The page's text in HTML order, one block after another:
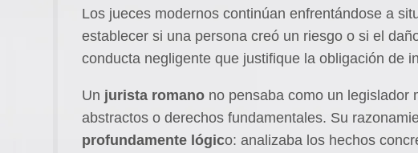
Los jueces modernos continúan enfrentándose a
establecer si una persona creó un riesgo o si el
conducta negligente que justifique la obligación de
Un jurista romano no pensaba como un legislador
abstractos o derechos fundamentales. Su
profundamente lógico: analizaba los hechos